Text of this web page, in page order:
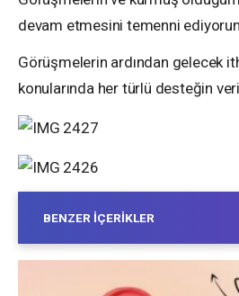
devam etmesini temenni
Görüşmelerin ardından gelecek
konularında her türlü desteğin
BENZER İÇERIKLER